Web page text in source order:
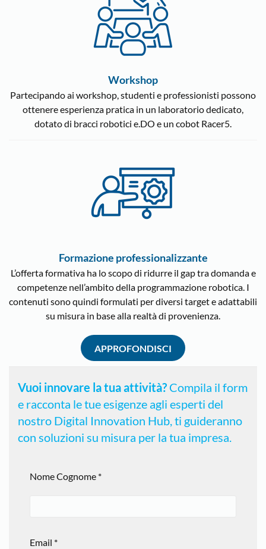
Workshop
Partecipando ai workshop, studenti e professionisti possono
ottenere esperienza pratica in un laboratorio dedicato,
dotato di bracci robotici e.DO e un cobot Racer5.
Formazione professionalizzante
L’offerta formativa ha lo scopo di ridurre il gap tra domanda e
competenze nell’ambito della programmazione robotica. I
contenuti sono quindi formulati per diversi target e adattabili
su misura in base alla realtà di provenienza.
APPROFONDISCI
Vuoi innovare la tua attività? Compila il form
e racconta le tue esigenze agli esperti del
nostro Digital Innovation Hub, ti guideranno
con soluzioni su misura per la tua impresa.
Nome Cognome *
Email *